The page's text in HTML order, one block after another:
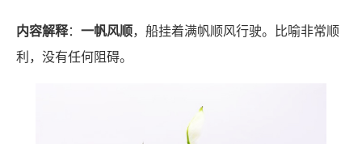
内容解释：一帆风顺，船挂着满帆顺风行驶。比喻非常顺
利，没有任何阻碍。